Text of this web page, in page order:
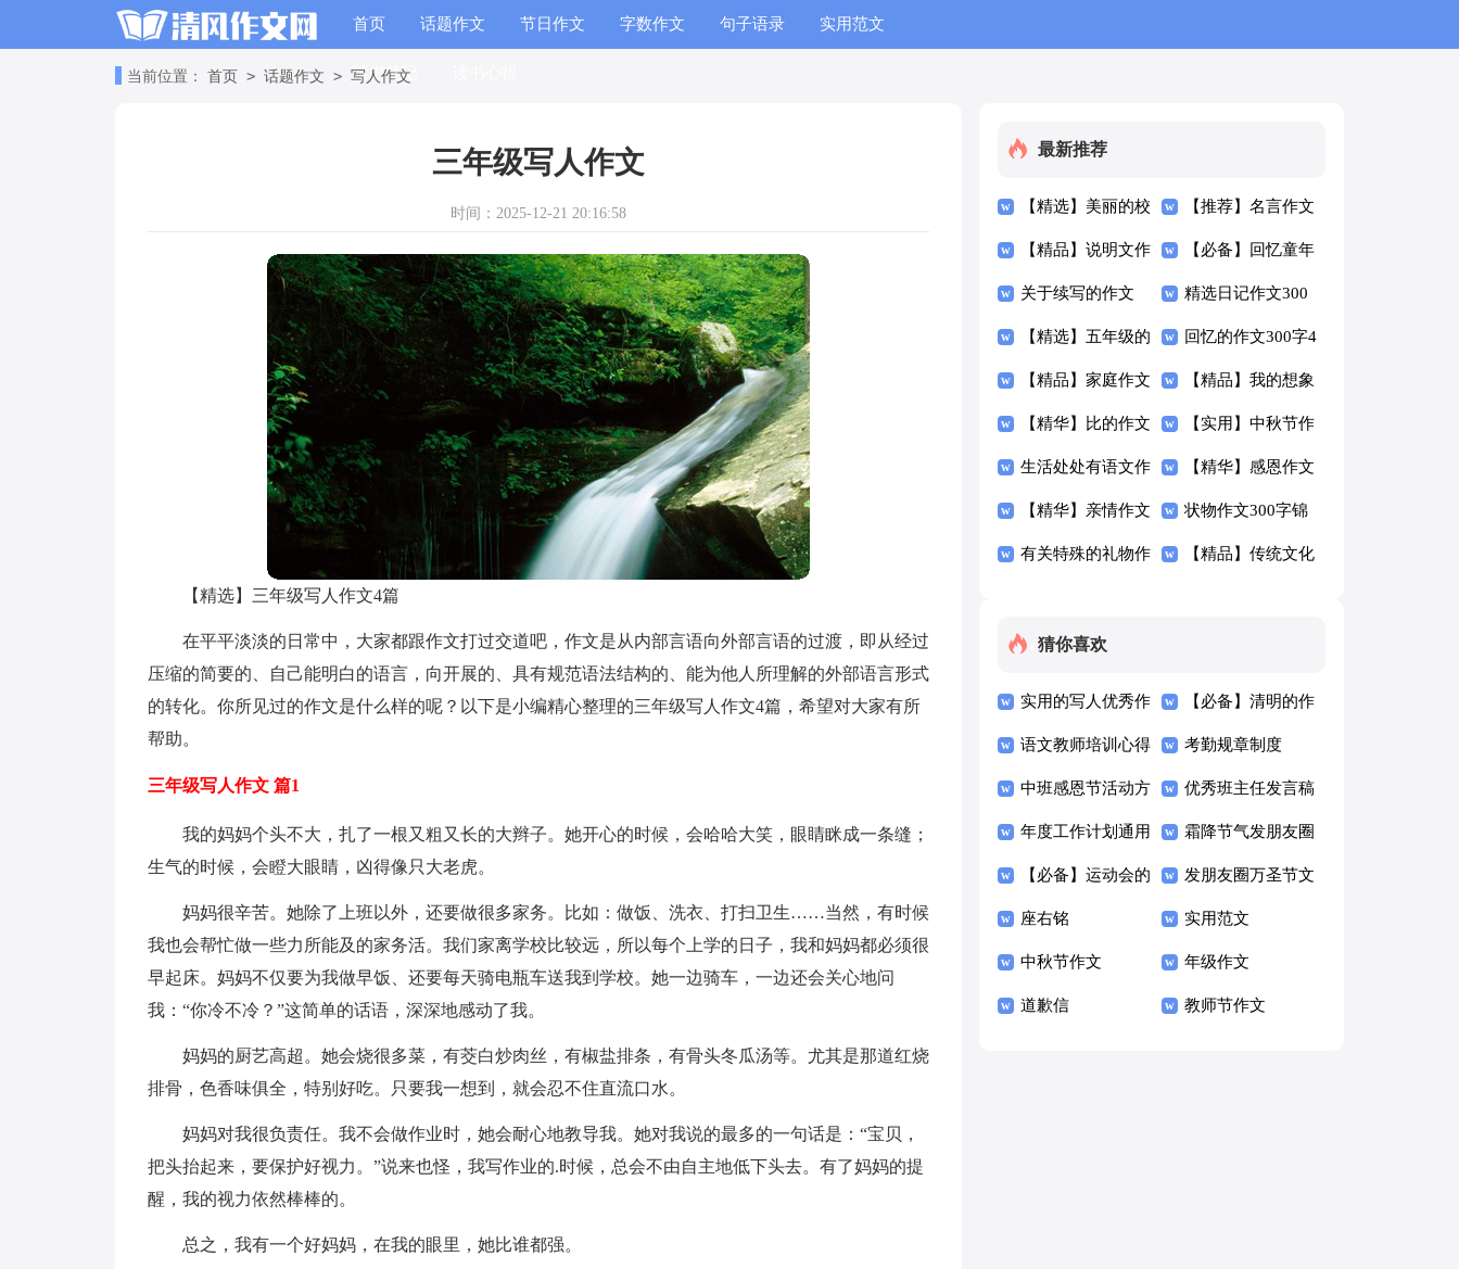
首页 话题作文 节日作文 字数作文 句子语录 实用范文
读书笔记
当前位置： 首页 > 话题作文 > 写人作文
三年级写人作文
时间：2025-12-21 20:16:58
【精选】三年级写人作文4篇
在平平淡淡的日常中，大家都跟作文打过交道吧，作文是从内部言语向外部言语的过渡，即从经过
压缩的简要的、自己能明白的语言，向开展的、具有规范语法结构的、能为他人所理解的外部语言形式
的转化。你所见过的作文是什么样的呢？以下是小编精心整理的三年级写人作文4篇，希望对大家有所
帮助。
三年级写人作文 篇1
我的妈妈个头不大，扎了一根又粗又长的大辫子。她开心的时候，会哈哈大笑，眼睛眯成一条缝；
生气的时候，会瞪大眼睛，凶得像只大老虎。
妈妈很辛苦。她除了上班以外，还要做很多家务。比如：做饭、洗衣、打扫卫生……当然，有时候
我也会帮忙做一些力所能及的家务活。我们家离学校比较远，所以每个上学的日子，我和妈妈都必须很
早起床。妈妈不仅要为我做早饭、还要每天骑电瓶车送我到学校。她一边骑车，一边还会关心地问
我：“你冷不冷？”这简单的话语，深深地感动了我。
妈妈的厨艺高超。她会烧很多菜，有茭白炒肉丝，有椒盐排条，有骨头冬瓜汤等。尤其是那道红烧
排骨，色香味俱全，特别好吃。只要我一想到，就会忍不住直流口水。
妈妈对我很负责任。我不会做作业时，她会耐心地教导我。她对我说的最多的一句话是：“宝贝，
把头抬起来，要保护好视力。”说来也怪，我写作业的.时候，总会不由自主地低下头去。有了妈妈的提
醒，我的视力依然棒棒的。
总之，我有一个好妈妈，在我的眼里，她比谁都强。
最新推荐
【精选】美丽的校
园作文300字5篇
【推荐】名言作文
300字10篇
【精品】说明文作
文300字锦集7篇
【必备】回忆童年
作文300字4篇
关于续写的作文
300字合集八篇
精选日记作文300
字汇总五篇
【精选】五年级的
作文300字汇总9篇
回忆的作文300字4
篇
【精品】家庭作文
300字四篇
【精品】我的想象
作文300字3篇
【精华】比的作文
300字三篇
【实用】中秋节作
文300字集合八篇
生活处处有语文作
文300字锦集7篇
【精华】感恩作文
300字六篇
【精华】亲情作文
300字3篇
状物作文300字锦
集五篇
有关特殊的礼物作 【精品】传统文化
猜你喜欢
实用的写人优秀作
文300字四篇
【必备】清明的作
文300字4篇
语文教师培训心得
体会15篇
考勤规章制度
中班感恩节活动方
案
优秀班主任发言稿
年度工作计划通用
15篇
霜降节气发朋友圈
的励志文案（精选
100句）
【必备】运动会的
日记4篇
发朋友圈万圣节文
案（精选125句）
座右铭 实用范文
中秋节作文 年级作文
道歉信 教师节作文